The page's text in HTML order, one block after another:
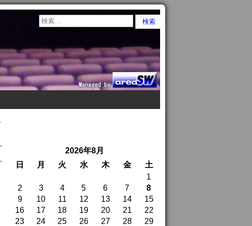
2026年8月
日
月 火 水 木 金
土
1
2
3 4 5 6 7
8
9
10 11 12 13 14
15
16
17 18 19 20 21
22
23
24 25 26 27 28 29